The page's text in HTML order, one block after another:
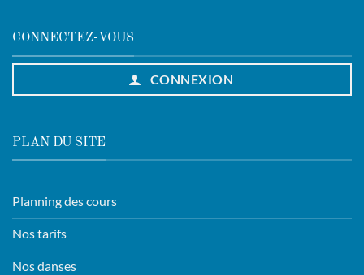
CONNECTEZ-VOUS
CONNEXION
PLAN DU SITE
Planning des cours
Nos tarifs
Nos danses